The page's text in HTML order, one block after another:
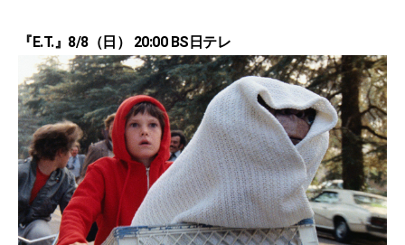
『E.T.』8/8（日） 20:00 BS日テレ